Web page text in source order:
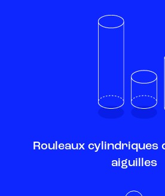
Rouleaux cylindriques
aiguilles